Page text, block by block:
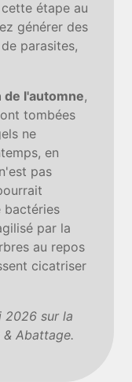
étape au
générer des
parasites,
l'automne,
tombées
ne
en
pas
bactéries
par la
au repos
cicatriser
2026 sur la
Abattage.